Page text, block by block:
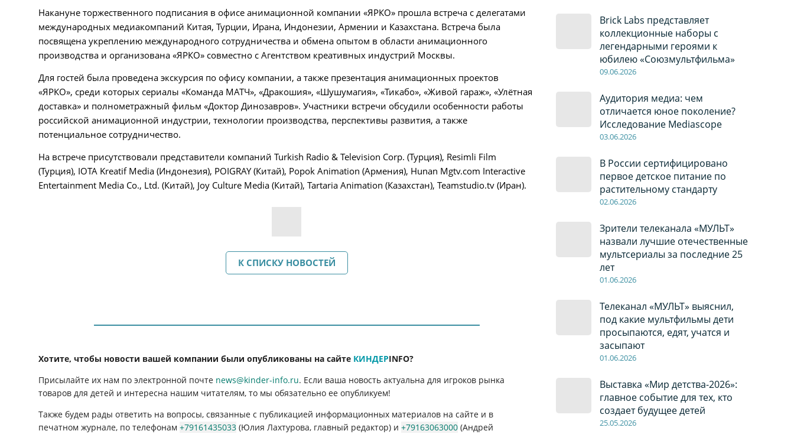
Brick Labs представляет
коллекционные наборы с
легендарными героями к
юбилею «Союзмультфильма»
09.06.2026
Аудитория медиа: чем
отличается юное поколение?
Исследование Mediascope
03.06.2026
В России сертифицировано
первое детское питание по
растительному стандарту
02.06.2026
Зрители телеканала «МУЛЬТ»
назвали лучшие отечественные
мультсериалы за последние 25
лет
01.06.2026
Телеканал «МУЛЬТ» выяснил,
под какие мультфильмы дети
просыпаются, едят, учатся и
засыпают
01.06.2026
Выставка «Мир детства-2026»:
главное событие для тех, кто
создает будущее детей
25.05.2026
Накануне торжественного подписания в офисе анимационной компании «ЯРКО» прошла встреча с делегатами
международных медиакомпаний Китая, Турции, Ирана, Индонезии, Армении и Казахстана. Встреча была
посвящена укреплению международного сотрудничества и обмена опытом в области анимационного
производства и организована «ЯРКО» совместно с Агентством креативных индустрий Москвы.
Для гостей была проведена экскурсия по офису компании, а также презентация анимационных проектов
«ЯРКО», среди которых сериалы «Команда МАТЧ», «Дракошия», «Шушумагия», «Тикабо», «Живой гараж», «Улётная
доставка» и полнометражный фильм «Доктор Динозавров». Участники встречи обсудили особенности работы
российской анимационной индустрии, технологии производства, перспективы развития, а также
потенциальное сотрудничество.
На встрече присутствовали представители компаний Turkish Radio & Television Corp. (Турция), Resimli Film
(Турция), IOTA Kreatif Media (Индонезия), POIGRAY (Китай), Popok Animation (Армения), Hunan Mgtv.com Interactive
Entertainment Media Co., Ltd. (Китай), Joy Culture Media (Китай), Tartaria Animation (Казахстан), Teamstudio.tv (Иран).
К СПИСКУ НОВОСТЕЙ
Хотите, чтобы новости вашей компании были опубликованы на сайте КИНДЕРINFO?
Присылайте их нам по электронной почте news@kinder-info.ru. Если ваша новость актуальна для игроков рынка
товаров для детей и интересна нашим читателям, то мы обязательно ее опубликуем!
Также будем рады ответить на вопросы, связанные с публикацией информационных материалов на сайте и в
печатном журнале, по телефонам+79161435033 (Юлия Лахтурова, главный редактор) и+79163063000 (Андрей